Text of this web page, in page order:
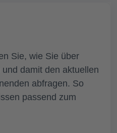
Sie, wie Sie über
und damit den aktuellen
abfragen. So
passend zum